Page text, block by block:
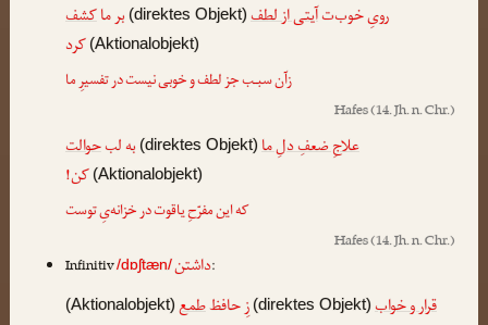
رویِ خوب‌تآیتی از لطف (direktes Objekt) بر ماکشف
(Aktionalobjekt) کرد
زآن سبـب جز لطف و خوبی نیست در تفسیرِ ما
Hafes(14. Jh. n. Chr.)
علاجِ ضعفِ دلِ ما (direktes Objekt) به لبحوالت
(Aktionalobjekt) کن!
که این مفرّحِ یاقوت در خزانه‌یِ توست
Hafes(14. Jh. n. Chr.)
Infinitiv/dɒʃtæn/داشتن:
قرار و خواب (direktes Objekt) زِ حافظطمع (Aktionalobjekt)